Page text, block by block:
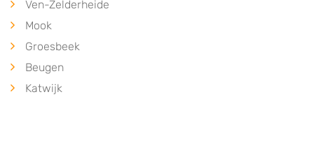
Ven-Zelderheide
Mook
Groesbeek
Beugen
Katwijk